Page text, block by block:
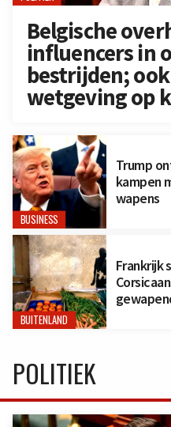
Belgische
influencers in
bestrijden;
wetgeving op
BUSINESS
Trump
kampen
wapens
BUITENLAND
Frankrijk
POLITIEK